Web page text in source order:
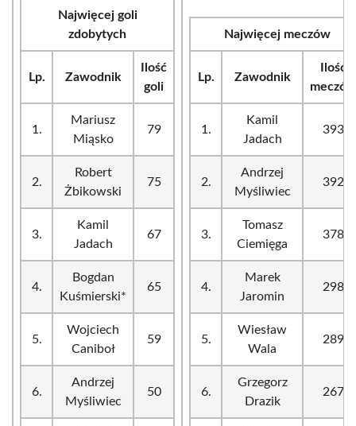
Najwięcej goli
zdobytych
Lp. Zawodnik
Ilość
goli
1.
Mariusz
Miąsko
79
2.
Robert
Żbikowski
75
3.
Kamil
Jadach
67
4.
Bogdan
Kuśmierski*
65
5.
Wojciech
Caniboł
59
6.
Andrzej
Myśliwiec
50
Najwięcej meczów
Lp. Zawodnik
Ilość
meczów
1.
Kamil
Jadach
393
2.
Andrzej
Myśliwiec
392
3.
Tomasz
Ciemięga
378
4.
Marek
Jaromin
298
5.
Wiesław
Wala
289
6.
Grzegorz
Drazik
267